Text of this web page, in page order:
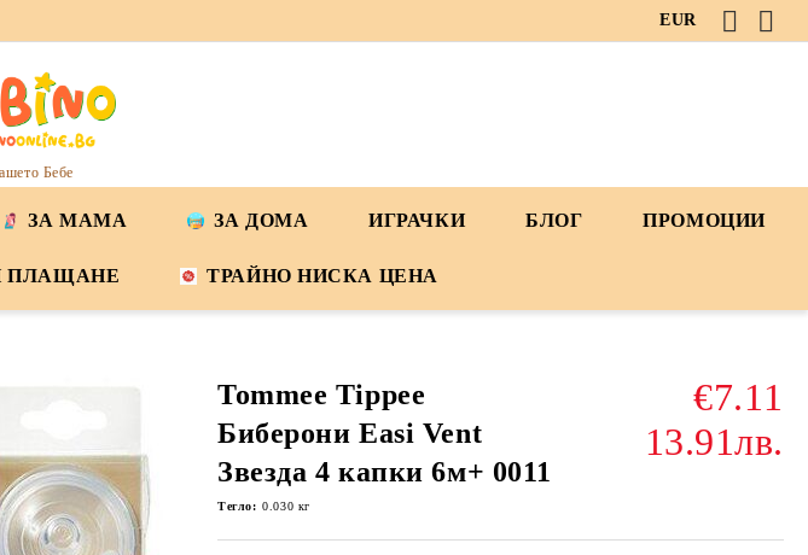
EUR
Бебе
ЗА МАМА ЗА ДОМА ИГРАЧКИ БЛОГ ПРОМОЦИИ
ПЛАЩАНЕ ТРАЙНО НИСКА ЦЕНА
Tommee Tippee
Биберони Easi Vent
Звезда 4 капки 6м+ 0011
€7.11
13.91лв.
Тегло: 0.030 кг